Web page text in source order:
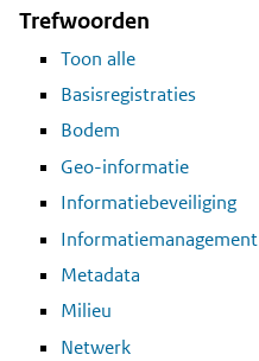
Trefwoorden
Toon alle
Basisregistraties
Bodem
Geo-informatie
Informatiebeveiliging
Informatiemanagement
Metadata
Milieu
Netwerk